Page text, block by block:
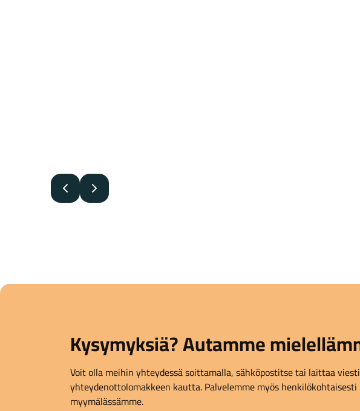
EdellinenSeuraava
Kysymyksiä? Autamme
Voit olla meihin yhteydessä soittamalla, sähköpostitse tai laittaa
yhteydenottolomakkeen kautta. Palvelemme myös henkilökohtaisesti
myymälässämme.